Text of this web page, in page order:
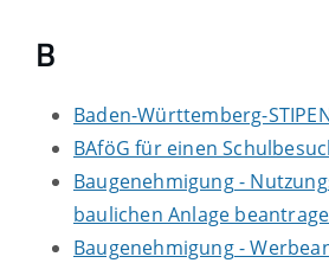
B
Baden-Württemberg-
BAföG für einen
Baugenehmigung -
baulichen Anlage
Baugenehmigung -